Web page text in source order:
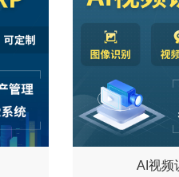
AI视频